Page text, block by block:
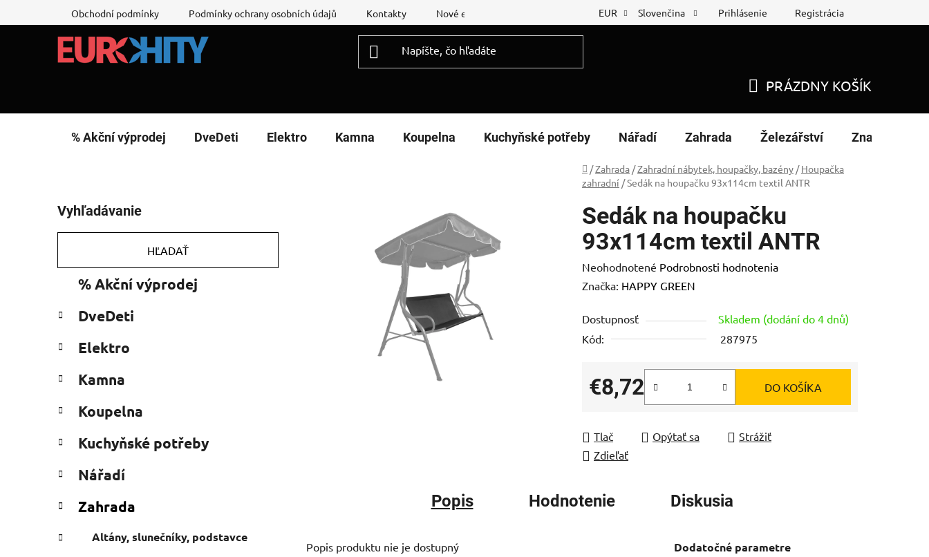
na
Obchodní podmínky Podmínky ochrany osobních údajů Kontakty Nové energetické štítky Reklamační protokol Nákup na splátky
EUR Slovenčina Prihlásenie Registrácia
KOŠÍK
PRÁZDNY KOŠÍK
% Akční výprodej DveDeti Elektro Kamna Koupelna Kuchyňské potřeby Nářadí Zahrada Železářství Značky
Domov
/Zahrada /Zahradní nábytek, houpačky, bazény / Houpačka
zahradní /Sedák na houpačku 93x114cm textil ANTR
o
č
ý
n
e
Vyhľadávanie
HĽADAŤ
kategórie
e
ó
i
% Akční výprodej
DveDeti
Elektro
Kamna
Koupelna
Kuchyňské potřeby
Nářadí
Zahrada
Altány, slunečníky, podstavce
Sedák na houpačku
93x114cm textil ANTR
Priemerné
hodnotenie
je
0,0
hviezdičiek.
Neohodnotené Podrobnosti hodnotenia
Značka: HAPPY GREEN
Dostupnosť
Skladem (dodání do 4 dnů)
Kód:
287975
€8,72
Jednotková cena:
DO KOŠÍKA
Tlač Opýtať sa
Strážiť
Zdieľať
Popis Hodnotenie Diskusia
Popis produktu nie je dostupný Dodatočné parametre